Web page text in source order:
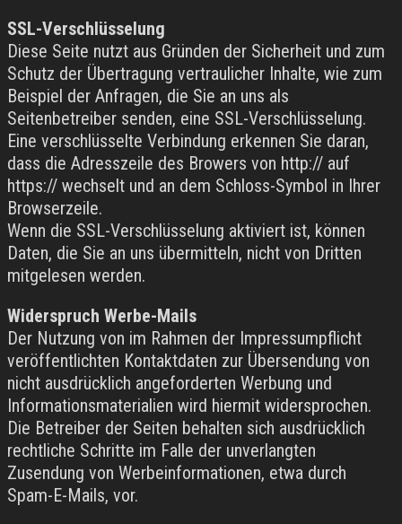
SSL-Verschlüsselung
Diese Seite nutzt aus Gründen der Sicherheit und zum
Schutz der Übertragung vertraulicher Inhalte, wie zum
Beispiel der Anfragen, die Sie an uns als
Seitenbetreiber senden, eine SSL-Verschlüsselung.
Eine verschlüsselte Verbindung erkennen Sie daran,
dass die Adresszeile des Browers von http:// auf
https:// wechselt und an dem Schloss-Symbol in Ihrer
Browserzeile.
Wenn die SSL-Verschlüsselung aktiviert ist, können
Daten, die Sie an uns übermitteln, nicht von Dritten
mitgelesen werden.
Widerspruch Werbe-Mails
Der Nutzung von im Rahmen der Impressumpflicht
veröffentlichten Kontaktdaten zur Übersendung von
nicht ausdrücklich angeforderten Werbung und
Informationsmaterialien wird hiermit widersprochen.
Die Betreiber der Seiten behalten sich ausdrücklich
rechtliche Schritte im Falle der unverlangten
Zusendung von Werbeinformationen, etwa durch
Spam-E-Mails, vor.